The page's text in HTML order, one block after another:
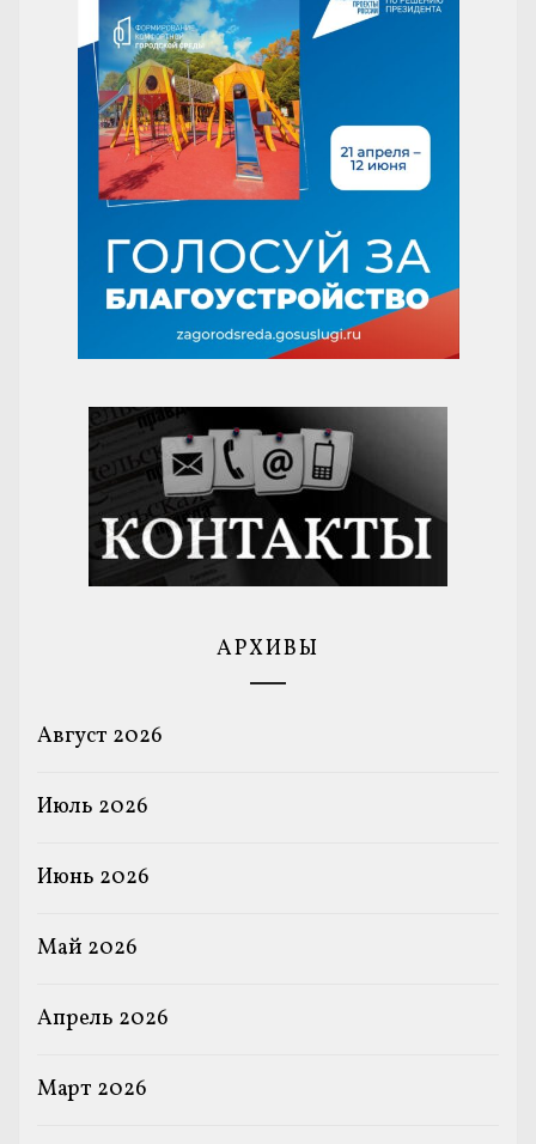
АРХИВЫ
Август 2026
Июль 2026
Июнь 2026
Май 2026
Апрель 2026
Март 2026